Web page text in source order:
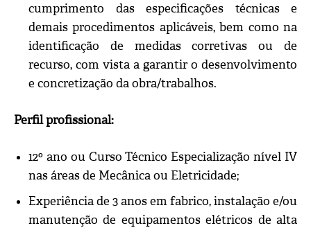
cumprimento das especificações técnicas e
demais procedimentos aplicáveis, bem como na
identificação de medidas corretivas ou de
recurso, com vista a garantir o desenvolvimento
e concretização da obra/trabalhos.
Perfil profissional:
12º ano ou Curso Técnico Especialização nível IV
nas áreas de Mecânica ou Eletricidade;
Experiência de 3 anos em fabrico, instalação e/ou
manutenção de equipamentos elétricos de alta